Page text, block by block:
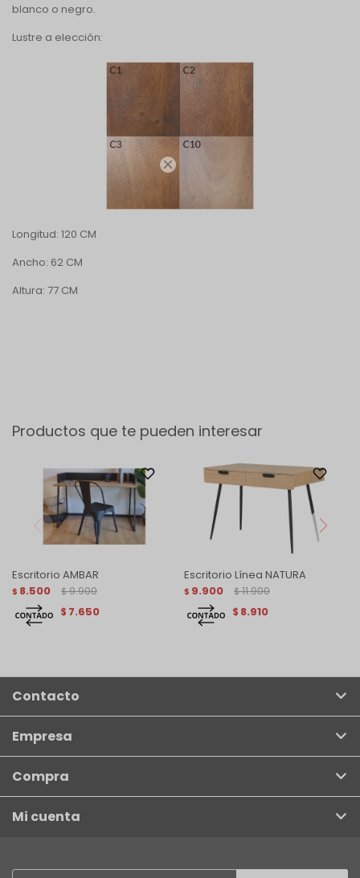

blanco o negro.
Lustre a elección:
Longitud: 120 CM
Ancho: 62 CM
Altura: 77 CM
Productos que te pueden interesar
Escritorio AMBAR
$ 8.500 $ 9.900
$ 7.650
Escritorio Línea NATURA
$ 9.900 $ 11.900
$ 8.910
Contacto
Empresa
Compra
Mi cuenta